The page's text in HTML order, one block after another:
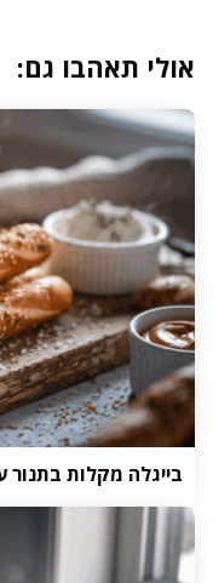
אולי תאהבו גם:
בייגלה מקלות בתנור